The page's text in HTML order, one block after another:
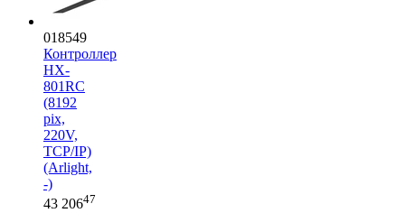
018549
Контроллер
HX-
801RC
(8192
pix,
220V,
TCP/IP)
(Arlight,
-)
43 20647